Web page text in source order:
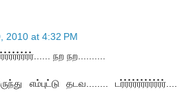
2010 at 4:32 PM
நற நற..........
எம்புட்டு தடவ........ டர்ர்ர்ர்ர்ர்ர்ர்ர்ர்ர்....